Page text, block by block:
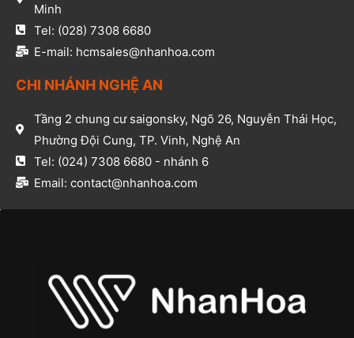
Minh​
Tel: (028) 7308 6680​
E-mail: hcmsales@nhanhoa.com​
CHI NHÁNH NGHỆ AN​
Tầng 2 chung cư saigonsky, Ngõ 26, Nguyễn Thái Học,
Phường Đội Cung, TP. Vinh, Nghệ An​
Tel: (024) 7308 6680 - nhánh 6​
Email: contact@nhanhoa.com​